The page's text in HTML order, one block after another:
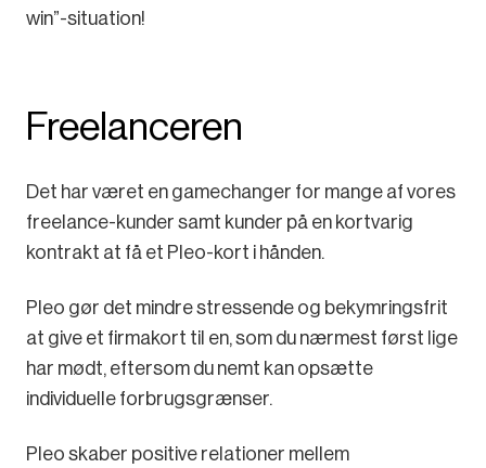
win”-situation!
Freelanceren
Det har været en gamechanger for mange af vores
freelance-kunder samt kunder på en kortvarig
kontrakt at få et Pleo-kort i hånden.
Pleo gør det mindre stressende og bekymringsfrit
at give et firmakort til en, som du nærmest først lige
har mødt, eftersom du nemt kan opsætte
individuelle forbrugsgrænser.
Pleo skaber positive relationer mellem